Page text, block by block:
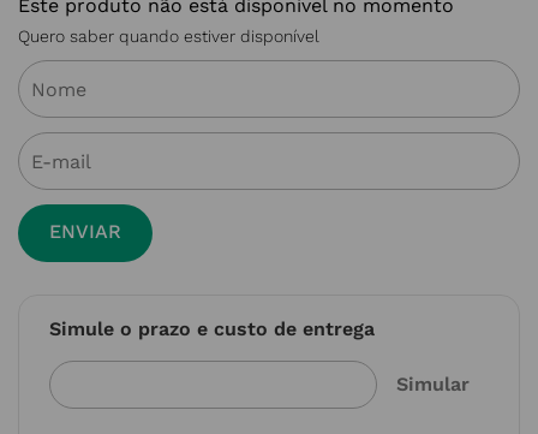
Este produto não está disponível no momento
Quero saber quando estiver disponível
ENVIAR
Simule o prazo e custo de entrega